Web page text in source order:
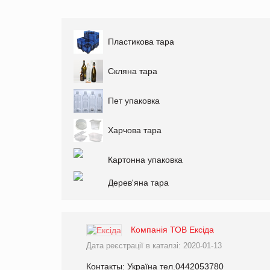
Пластикова тара
Скляна тара
Пет упаковка
Харчова тара
Картонна упаковка
Дерев'яна тара
Компанія ТОВ Ексіда
Дата реєстрації в каталзі: 2020-01-13
Контакты: Україна тел.0442053780